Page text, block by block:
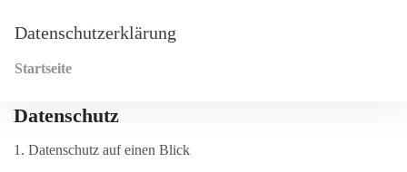
Datenschutzerklärung
Startseite
Datenschutz
1. Datenschutz auf einen Blick